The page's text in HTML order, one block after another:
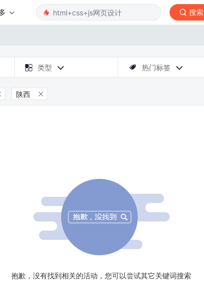
搜索
 类型   热门标签 
陕西 
抱歉，没有找到相关的活动，您可以尝试其它关键词搜索